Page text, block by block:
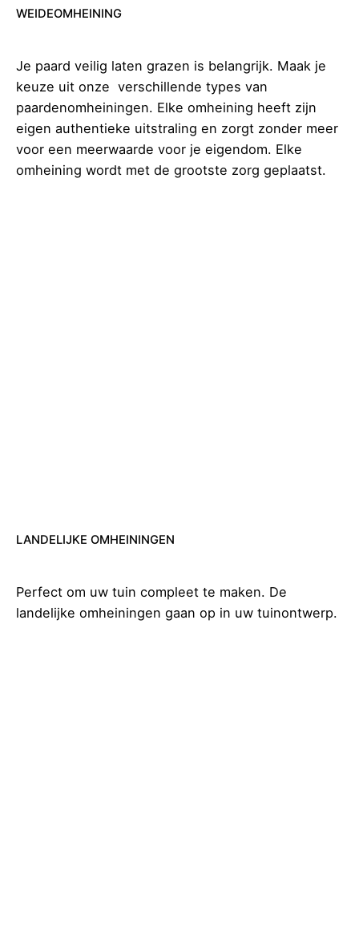
WEIDEOMHEINING
Je paard veilig laten grazen is belangrijk. Maak je
keuze uit onze verschillende types van
paardenomheiningen. Elke omheining heeft zijn
eigen authentieke uitstraling en zorgt zonder meer
voor een meerwaarde voor je eigendom. Elke
omheining wordt met de grootste zorg geplaatst.
LANDELIJKE OMHEININGEN
Perfect om uw tuin compleet te maken. De
landelijke omheiningen gaan op in uw tuinontwerp.